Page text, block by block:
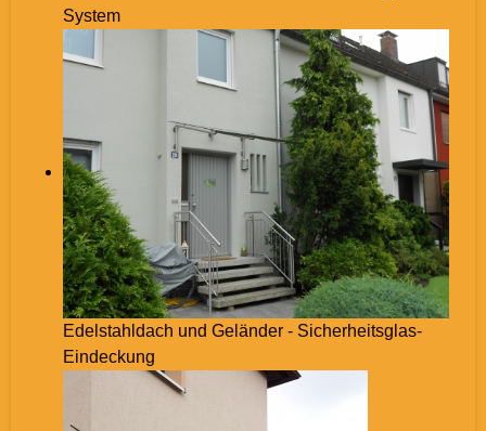
System
Edelstahldach und Geländer - Sicherheitsglas-
Eindeckung